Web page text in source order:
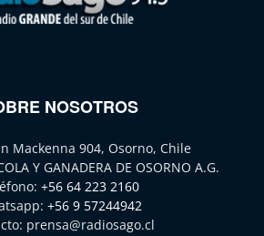
NOSOTROS
Mackenna 904, Osorno, Chile
Y GANADERA DE OSORNO A.G.
+56 64 223 2160
+56 9 57244942
prensa@radiosago.cl